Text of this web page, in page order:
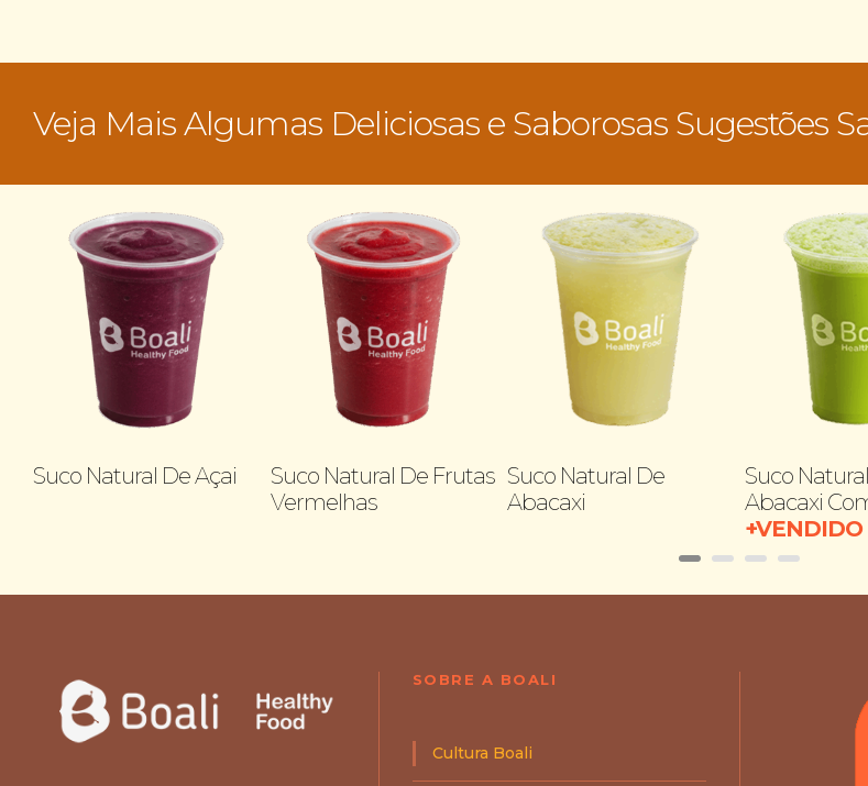
Veja Mais Algumas Deliciosas e Saborosas Sugestões
Suco Natural De Açai
Suco Natural De Frutas
Vermelhas
Suco Natural De
Abacaxi
Suco
Abacaxi
+VENDIDO
SOBRE A BOALI
Cultura Boali